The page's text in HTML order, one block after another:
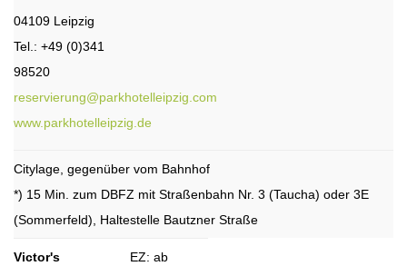
04109 Leipzig
Tel.: +49 (0)341
98520
reservierung@parkhotelleipzig.com
www.parkhotelleipzig.de
Citylage, gegenüber vom Bahnhof
*) 15 Min. zum DBFZ mit Straßenbahn Nr. 3 (Taucha) oder 3E
(Sommerfeld), Haltestelle Bautzner Straße
Victor's
EZ: ab